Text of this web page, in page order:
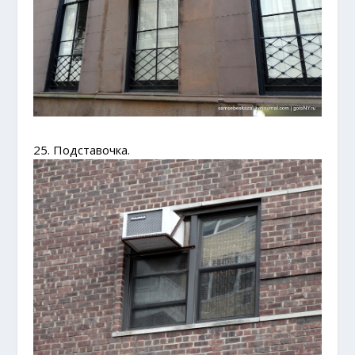
25. Подставочка.